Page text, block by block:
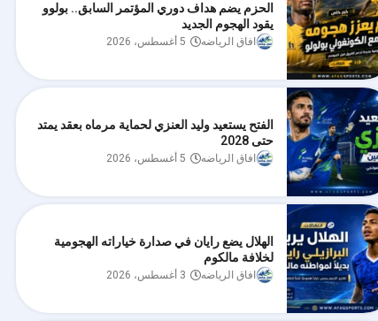
الحزم يضم هداف دوري المؤتمر السابق.. بولوو
يقود الهجوم الجديد
افاق الرياضه 5 أغسطس، 2026
الفتح يستعيد وليد العنزي لحماية مرماه بعقد يمتد
حتى 2028
افاق الرياضه 5 أغسطس، 2026
الهلال يضع رايان في صدارة خياراته الهجومية
لخلافة مالكوم
افاق الرياضه 3 أغسطس، 2026